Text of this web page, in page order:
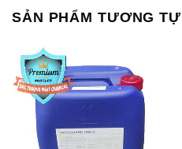
Chất Bảo Quản CMIT Thái
Lan Thailand